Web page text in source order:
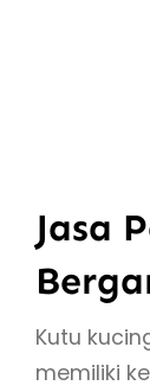
Jasa
Kutu
memiliki